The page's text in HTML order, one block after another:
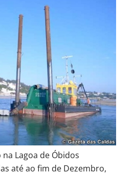
Lagoa de Óbidos
até ao fim de Dezembro,